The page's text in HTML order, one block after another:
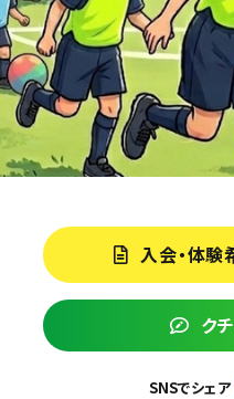
入会・体験
ク
SNSでシェア